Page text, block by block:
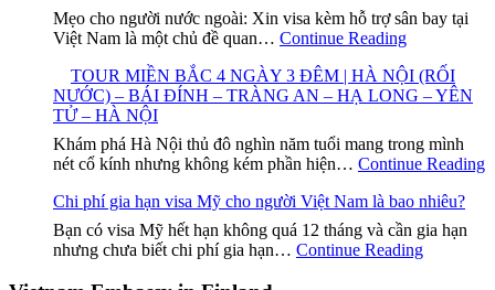
Mẹo cho người nước ngoài: Xin visa kèm hỗ trợ sân bay tại
Việt Nam là một chủ đề quan… Continue Reading
TOUR MIỀN BẮC 4 NGÀY 3 ĐÊM | HÀ NỘI (RỐI
NƯỚC) – BÁI ĐÍNH – TRÀNG AN – HẠ LONG – YÊN
TỬ – HÀ NỘI
Khám phá Hà Nội thủ đô nghìn năm tuổi mang trong mình
nét cổ kính nhưng không kém phần hiện… Continue Reading
Chi phí gia hạn visa Mỹ cho người Việt Nam là bao nhiêu?
Bạn có visa Mỹ hết hạn không quá 12 tháng và cần gia hạn
nhưng chưa biết chi phí gia hạn… Continue Reading